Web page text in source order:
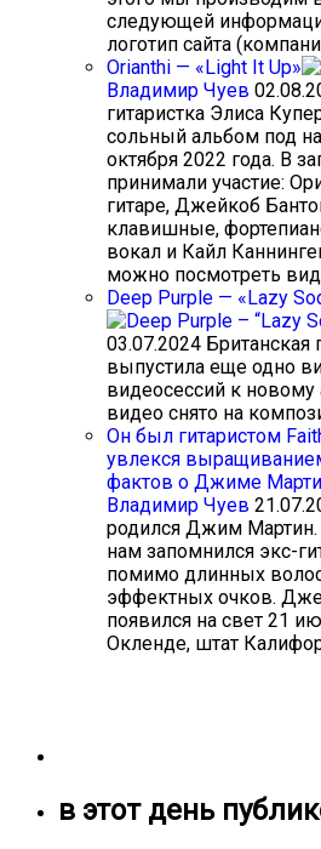
следующей
логотип сайта
Orianthi — «Light It Up»
Владимир Чуев
гитаристка Элиса
сольный альбом под
октября 2022 года. В
принимали участие:
гитаре, Джейкоб
клавишные,
вокал и Кайл
можно посмотреть
Deep Purple — «Lazy
03.07.2024 Британская
выпустила еще одно
видеосессий к
видео снято на
Он был гитаристом
увлекся
фактов о Джиме
Владимир Чуев
родился Джим
нам запомнился экс-
помимо длинных
эффектных очков.
появился на свет 21
Окленде, штат
в этот день